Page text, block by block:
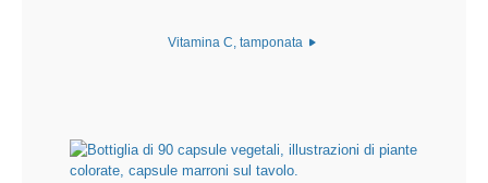
Vitamina C, tamponata